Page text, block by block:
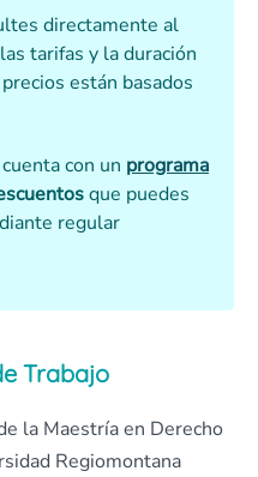
directamente al
tarifas y la duración
están basados
con un programa
que puedes
regular
Trabajo
la Maestría en Derecho
Regiomontana